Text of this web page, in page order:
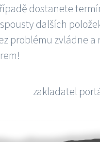
dostanete
dalších
problému zvládne a
zakladatel